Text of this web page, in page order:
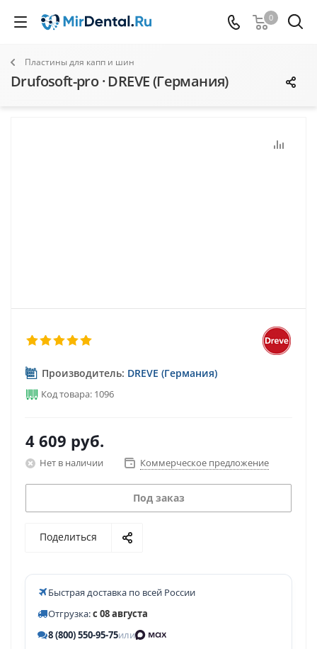
0
Пластины для капп и шин
Drufosoft-pro · DREVE (Германия)
Производитель: DREVE (Германия)
Код товара: 1096
4 609 руб.
Нет в наличии Коммерческое предложение
Под заказ
Поделиться
Быстрая доставка по всей России
Отгрузка:с 08 августа
8 (800) 550-95-75или